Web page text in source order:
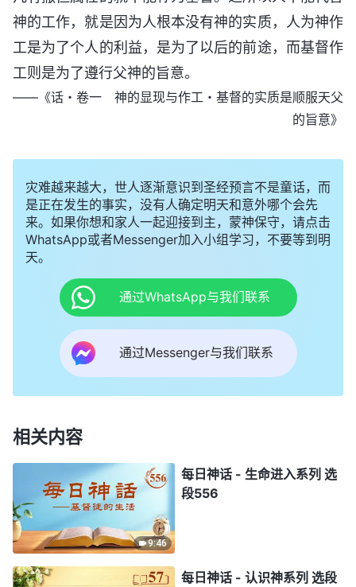
神的工作，就是因为人根本没有神的实质，人为神作
工是为了个人的利益，是为了以后的前途，而基督作
工则是为了遵行父神的旨意。
——《话・卷一 神的显现与作工・基督的实质是顺服天父
的旨意》
灾难越来越大，世人逐渐意识到圣经预言不是童话，而
是正在发生的事实，没有人确定明天和意外哪个会先
来。如果你想和家人一起迎接到主，蒙神保守，请点击
WhatsApp或者Messenger加入小组学习，不要等到明
天。
通过WhatsApp与我们联系
通过Messenger与我们联系
相关内容
9:46
每日神话 - 生命进入系列 选
段556
每日神话 - 认识神系列 选段